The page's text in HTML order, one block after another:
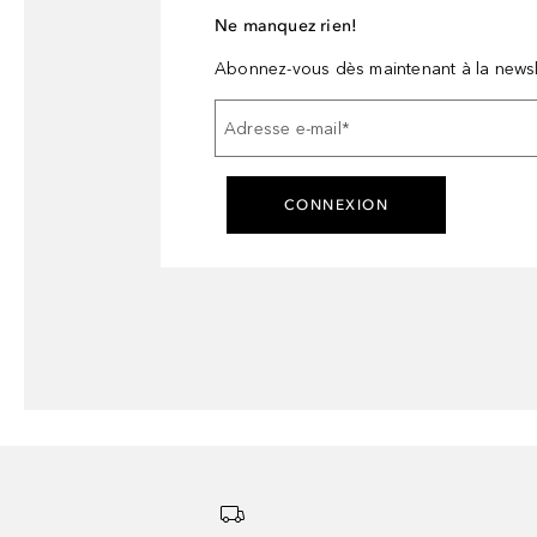
Ne manquez rien!
Abonnez-vous dès maintenant à la
Adresse e-mail *
CONNEXION